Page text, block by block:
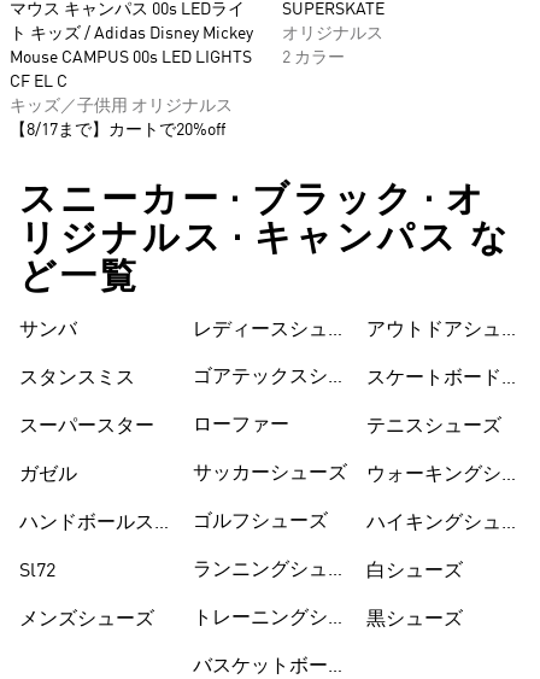
マウス キャンパス 00s LEDライ
ト キッズ / Adidas Disney Mickey
Mouse CAMPUS 00s LED LIGHTS
CF EL C
キッズ／子供用 オリジナルス
【8/17まで】カートで20%off
SUPERSKATE
オリジナルス
2 カラー
スニーカー • ブラック • オ
リジナルス • キャンパス な
ど一覧
サンバ
スタンスミス
スーパースター
ガゼル
ハンドボールスペ
Sl72
メンズシューズ
レディースシュー
ゴアテックスシュ
ローファー
サッカーシューズ
ゴルフシューズ
ランニングシュー
トレーニングシュ
バスケットボール
シューズ
アウトドアシュー
スケートボードシ
テニスシューズ
ウォーキングシュ
ハイキングシュー
白シューズ
黒シューズ